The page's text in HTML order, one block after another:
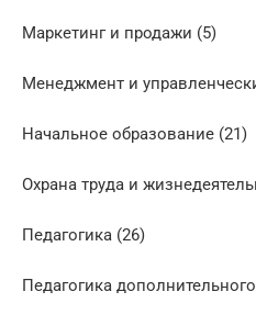
Маркетинг и продажи (5)
Менеджмент и
Начальное образование (21)
Охрана труда и
Педагогика (26)
Педагогика